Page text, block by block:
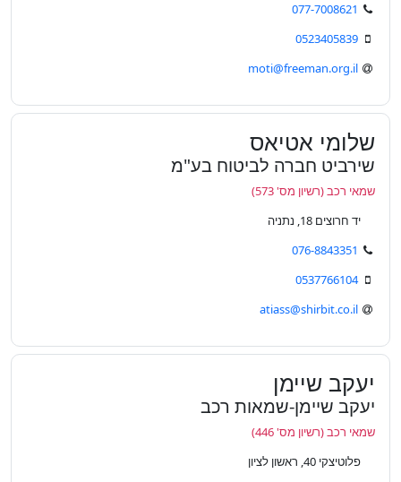
077-7008621
0523405839
moti@freeman.org.il
שלומי אטיאס
שירביט חברה לביטוח בע"מ
שמאי רכב (רשיון מס' 573)
יד חרוצים 18, נתניה
076-8843351
0537766104
atiass@shirbit.co.il
יעקב שיימן
יעקב שיימן-שמאות רכב
שמאי רכב (רשיון מס' 446)
פלוטיצקי 40, ראשון לציון